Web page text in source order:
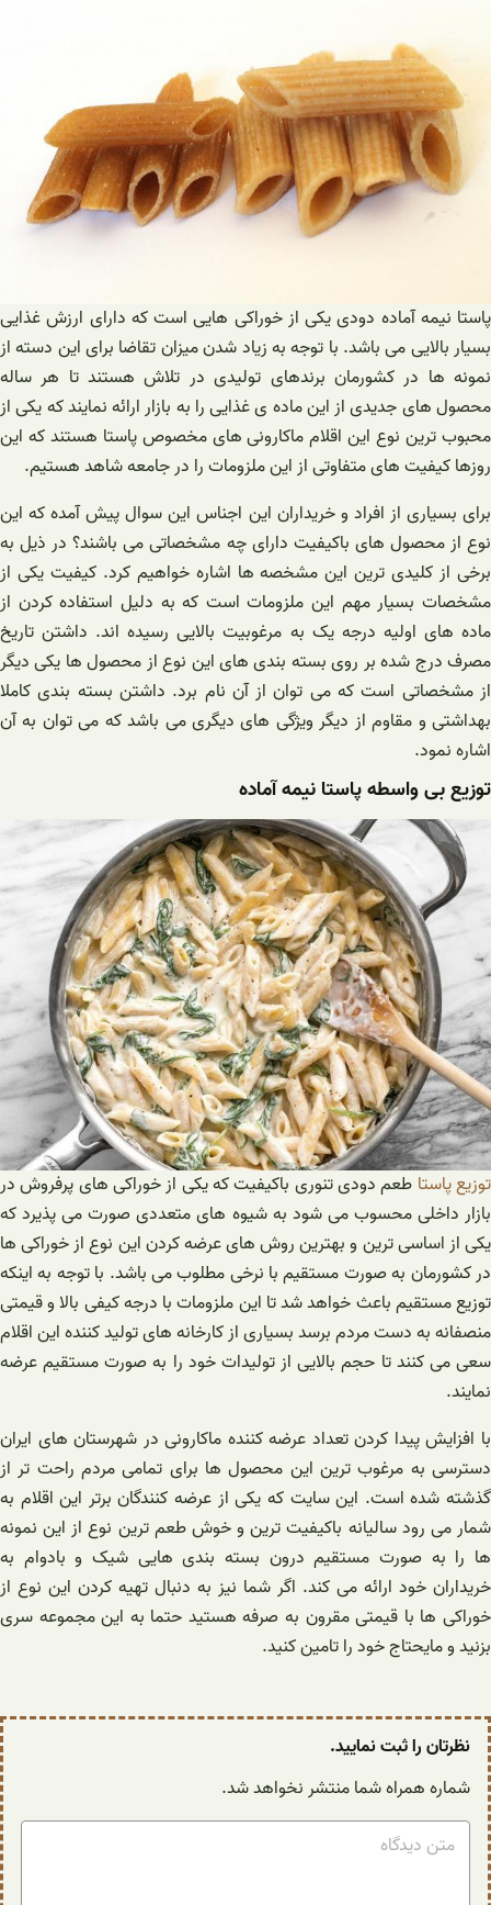
پاستا نیمه آماده دودی یکی از خوراکی هایی است که دارای ارزش غذایی
بسیار بالایی می باشد. با توجه به زیاد شدن میزان تقاضا برای این دسته از
نمونه ها در کشورمان برندهای تولیدی در تلاش هستند تا هر ساله
محصول های جدیدی از این ماده ی غذایی را به بازار ارائه نمایند که یکی از
محبوب ترین نوع این اقلام ماکارونی های مخصوص پاستا هستند که این
روزها کیفیت های متفاوتی از این ملزومات را در جامعه شاهد هستیم.
برای بسیاری از افراد و خریداران این اجناس این سوال پیش آمده که این
نوع از محصول های باکیفیت دارای چه مشخصاتی می باشند؟ در ذیل به
برخی از کلیدی ترین این مشخصه ها اشاره خواهیم کرد. کیفیت یکی از
مشخصات بسیار مهم این ملزومات است که به دلیل استفاده کردن از
ماده های اولیه درجه یک به مرغوبیت بالایی رسیده اند. داشتن تاریخ
مصرف درج شده بر روی بسته بندی های این نوع از محصول ها یکی دیگر
از مشخصاتی است که می توان از آن نام برد. داشتن بسته بندی کاملا
بهداشتی و مقاوم از دیگر ویژگی های دیگری می باشد که می توان به آن
اشاره نمود.
توزیع بی واسطه پاستا نیمه آماده
توزیع پاستا طعم دودی تنوری باکیفیت که یکی از خوراکی های پرفروش در
بازار داخلی محسوب می شود به شیوه های متعددی صورت می پذیرد که
یکی از اساسی ترین و بهترین روش های عرضه کردن این نوع از خوراکی ها
در کشورمان به صورت مستقیم با نرخی مطلوب می باشد. با توجه به اینکه
توزیع مستقیم باعث خواهد شد تا این ملزومات با درجه کیفی بالا و قیمتی
منصفانه به دست مردم برسد بسیاری از کارخانه های تولید کننده این اقلام
سعی می کنند تا حجم بالایی از تولیدات خود را به صورت مستقیم عرضه
نمایند.
با افزایش پیدا کردن تعداد عرضه کننده ماکارونی در شهرستان های ایران
دسترسی به مرغوب ترین این محصول ها برای تمامی مردم راحت تر از
گذشته شده است. این سایت که یکی از عرضه کنندگان برتر این اقلام به
شمار می رود سالیانه باکیفیت ترین و خوش طعم ترین نوع از این نمونه
ها را به صورت مستقیم درون بسته بندی هایی شیک و بادوام به
خریداران خود ارائه می کند. اگر شما نیز به دنبال تهیه کردن این نوع از
خوراکی ها با قیمتی مقرون به صرفه هستید حتما به این مجموعه سری
بزنید و مایحتاج خود را تامین کنید.
نظرتان را ثبت نمایید.
شماره همراه شما منتشر نخواهد شد.